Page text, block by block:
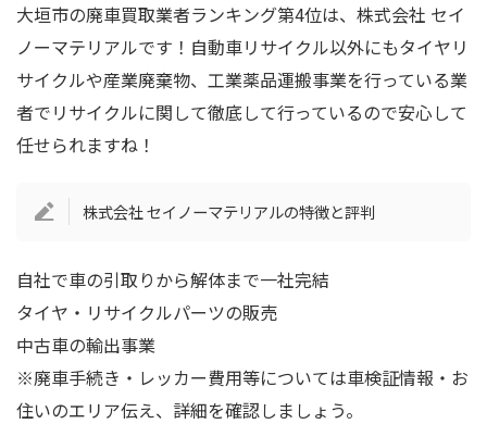
大垣市の廃車買取業者ランキング第4位は、株式会社 セイ
ノーマテリアルです！自動車リサイクル以外にもタイヤリ
サイクルや産業廃棄物、工業薬品運搬事業を行っている業
者でリサイクルに関して徹底して行っているので安心して
任せられますね！
株式会社 セイノーマテリアルの特徴と評判
自社で車の引取りから解体まで一社完結
タイヤ・リサイクルパーツの販売
中古車の輸出事業
※廃車手続き・レッカー費用等については車検証情報・お
住いのエリア伝え、詳細を確認しましょう。